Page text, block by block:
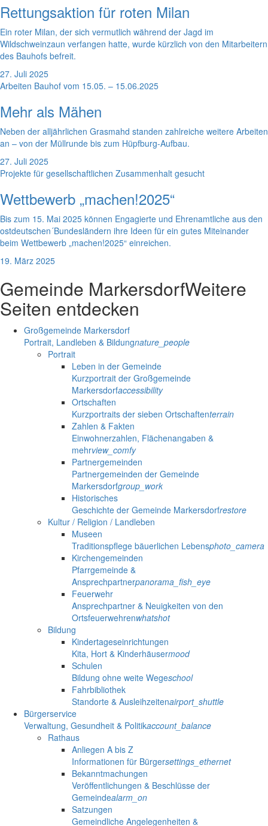
Rettungsaktion für roten Milan
Ein roter Milan, der sich vermutlich während der Jagd im
Wildschweinzaun verfangen hatte, wurde kürzlich von den Mitarbeitern
des Bauhofs befreit.
27. Juli 2025
Arbeiten Bauhof vom 15.05. – 15.06.2025
Mehr als Mähen
Neben der alljährlichen Grasmahd standen zahlreiche weitere Arbeiten
an – von der Müllrunde bis zum Hüpfburg-Aufbau.
27. Juli 2025
Projekte für gesellschaftlichen Zusammenhalt gesucht
Wettbewerb „machen!2025“
Bis zum 15. Mai 2025 können Engagierte und Ehrenamtliche aus den
ostdeutschen´Bundesländern ihre Ideen für ein gutes Miteinander
beim Wettbewerb „machen!2025“ einreichen.
19. März 2025
Gemeinde MarkersdorfWeitere
Seiten entdecken
Großgemeinde Markersdorf
Portrait, Landleben & Bildungnature_people
Portrait
Leben in der Gemeinde
Kurzportrait der Großgemeinde
Markersdorfaccessibility
Ortschaften
Kurzportraits der sieben Ortschaftenterrain
Zahlen & Fakten
Einwohnerzahlen, Flächenangaben &
mehrview_comfy
Partnergemeinden
Partnergemeinden der Gemeinde
Markersdorfgroup_work
Historisches
Geschichte der Gemeinde Markersdorfrestore
Kultur / Religion / Landleben
Museen
Traditionspflege bäuerlichen Lebensphoto_camera
Kirchengemeinden
Pfarrgemeinde &
Ansprechpartnerpanorama_fish_eye
Feuerwehr
Ansprechpartner & Neuigkeiten von den
Ortsfeuerwehrenwhatshot
Bildung
Kindertageseinrichtungen
Kita, Hort & Kinderhäusermood
Schulen
Bildung ohne weite Wegeschool
Fahrbibliothek
Standorte & Ausleihzeitenairport_shuttle
Bürgerservice
Verwaltung, Gesundheit & Politikaccount_balance
Rathaus
Anliegen A bis Z
Informationen für Bürgersettings_ethernet
Bekanntmachungen
Veröffentlichungen & Beschlüsse der
Gemeindealarm_on
Satzungen
Gemeindliche Angelegenheiten &